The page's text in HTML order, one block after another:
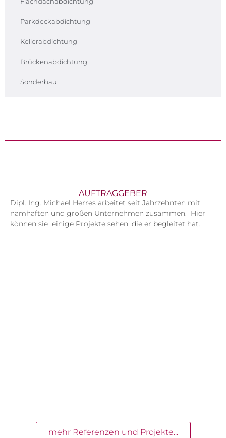
Parkdeckabdichtung
Kellerabdichtung
Brückenabdichtung
Sonderbau
AUFTRAGGEBER
Dipl. Ing. Michael Herres arbeitet seit Jahrzehnten mit
namhaften und großen Unternehmen zusammen. Hier
können sie einige Projekte sehen, die er begleitet hat.
mehr Referenzen und Projekte...